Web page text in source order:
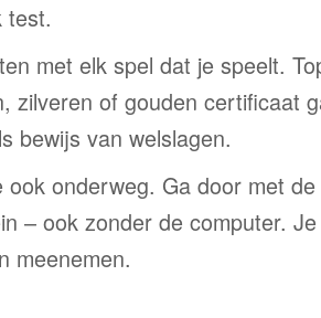
test.
met elk spel dat je speelt.
zilveren of gouden certificaat
bewijs van welslagen.
ook onderweg. Ga door met
– ook zonder de computer.
meenemen.